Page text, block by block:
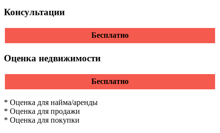
Консультации
Бесплатно
Оценка недвижимости
Бесплатно
* Оценка для найма/аренды
* Оценка для продажи
* Оценка для покупки